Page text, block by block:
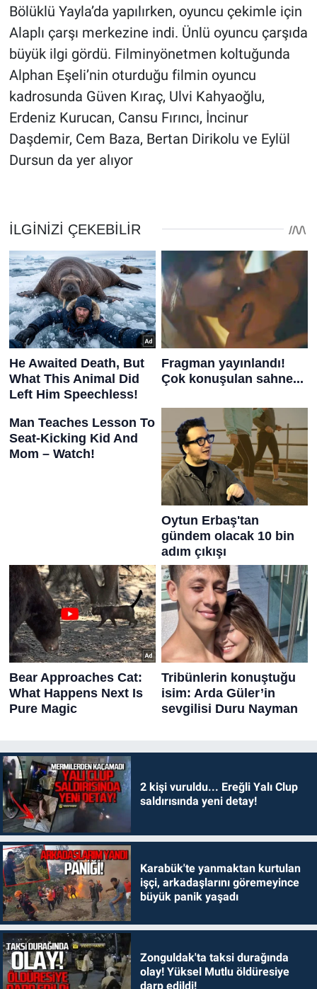
Bölüklü Yayla’da yapılırken, oyuncu çekimle için
Alaplı çarşı merkezine indi. Ünlü oyuncu çarşıda
büyük ilgi gördü. Filminyönetmen koltuğunda
Alphan Eşeli’nin oturduğu filmin oyuncu
kadrosunda Güven Kıraç, Ulvi Kahyaoğlu,
Erdeniz Kurucan, Cansu Fırıncı, İncinur
Daşdemir, Cem Baza, Bertan Dirikolu ve Eylül
Dursun da yer alıyor
2 kişi vuruldu... Ereğli Yalı Clup
saldırısında yeni detay!
Karabük'te yanmaktan kurtulan
işçi, arkadaşlarını göremeyince
büyük panik yaşadı
Zonguldak'ta taksi durağında
olay! Yüksel Mutlu öldüresiye
darp edildi!